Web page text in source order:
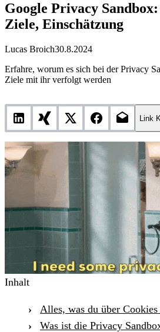
Google Privacy
Ziele, Einschätzung
Lucas Broich30.8.2024
Erfahre, worum es sich bei der Privacy
Ziele mit ihr verfolgt werden
Link
Inhalt
Alles, was du über
Was ist die Privacy